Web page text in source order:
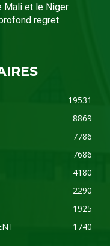
Mali et le Niger
regret
19531
8869
7786
7686
4180
2290
1925
1740